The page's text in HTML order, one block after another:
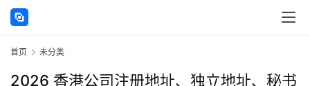
首页 未分类
2026 香港公司注册地址、独立地址、秘书